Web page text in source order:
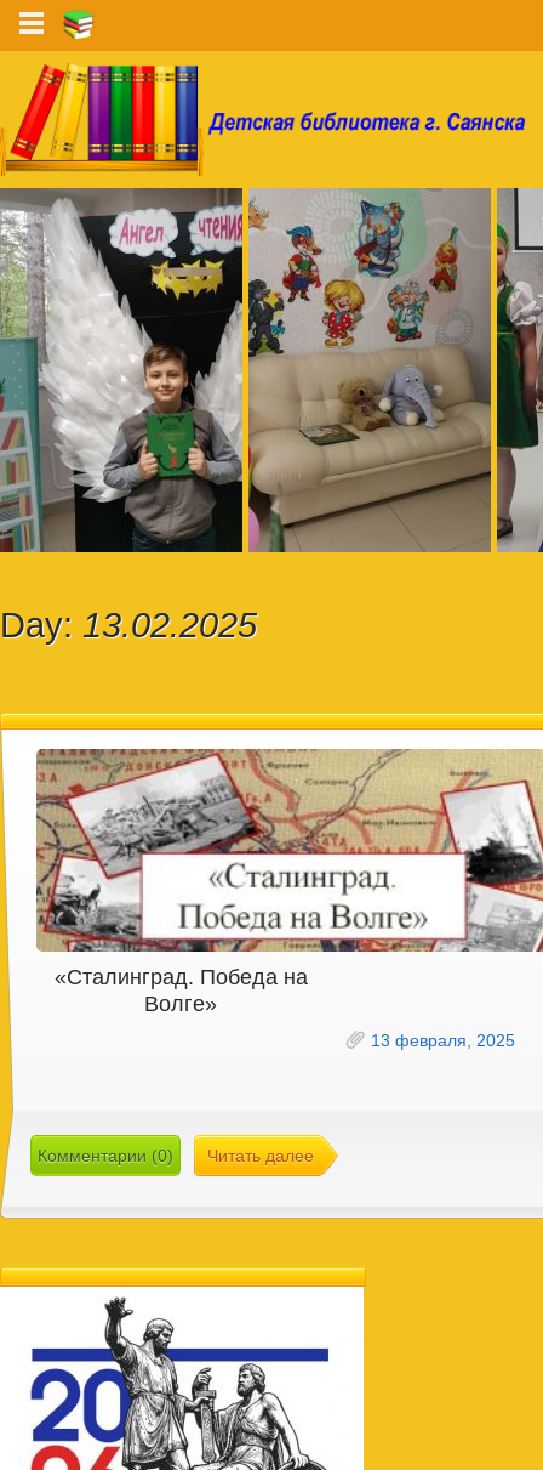
Day: 13.02.2025
«Сталинград. Победа на
Волге»
13 февраля, 2025
Комментарии (0) Читать далее